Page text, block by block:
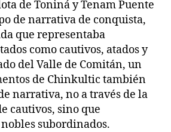
de Toniná y Tenam Puente
de narrativa de conquista,
que representaba
como cautivos, atados y
del Valle de Comitán, un
de Chinkultic también
narrativa, no a través de la
cautivos, sino que
subordinados.